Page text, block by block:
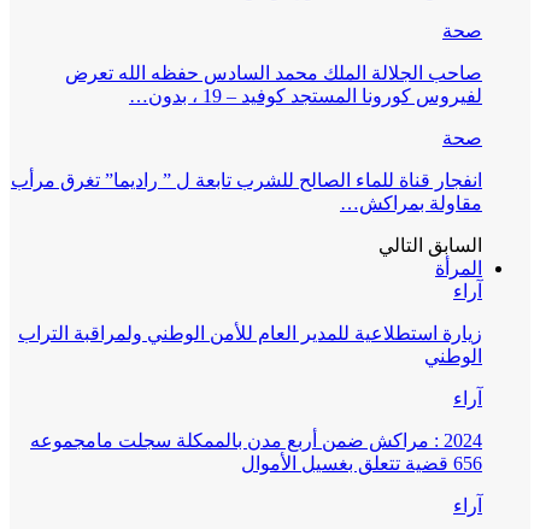
صحة
صاحب الجلالة الملك محمد السادس حفظه الله تعرض
لفيروس كورونا المستجد كوفيد – 19 ، بدون…
صحة
انفجار قناة للماء الصالح للشرب تابعة ل ” راديما” تغرق مرأب
مقاولة بمراكش…
السابق التالي
المرأة
آراء
زيارة استطلاعية للمدير العام للأمن الوطني ولمراقبة التراب
الوطني
آراء
2024 : مراكش ضمن أربع مدن بالممكلة سجلت مامجموعه
656 قضية تتعلق بغسيل الأموال
آراء